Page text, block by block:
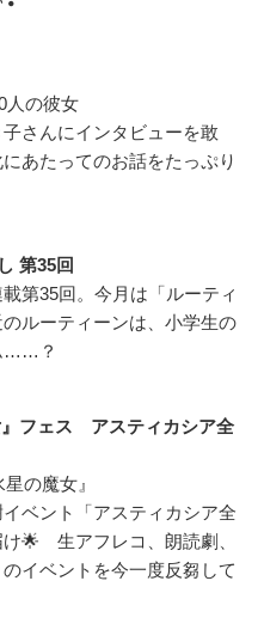
人の彼女
さんにインタビューを敢
あたってのお話をたっぷり
第35回
第35回。今月は「ルーティ
ルーティーンは、小学生の
……？
』フェス アスティカシア全
の魔女』
ベント「アスティカシア全
🌟 生アフレコ、朗読劇、
イベントを今一度反芻して